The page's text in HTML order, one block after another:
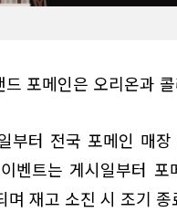
드 포메인은 오리온과
부터 전국 포메인 매
벤트는 게시일부터
며 재고 소진 시 조기